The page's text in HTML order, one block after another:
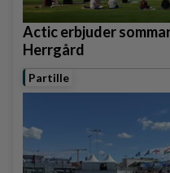
Actic erbjuder
Herrgård
Partille